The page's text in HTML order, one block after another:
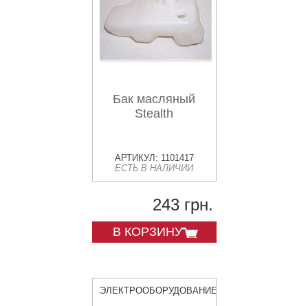
Бак масляный
Stealth
АРТИКУЛ: 1101417
ЕСТЬ В НАЛИЧИИ
243 грн.
В КОРЗИНУ
ЭЛЕКТРООБОРУДОВАНИЕ